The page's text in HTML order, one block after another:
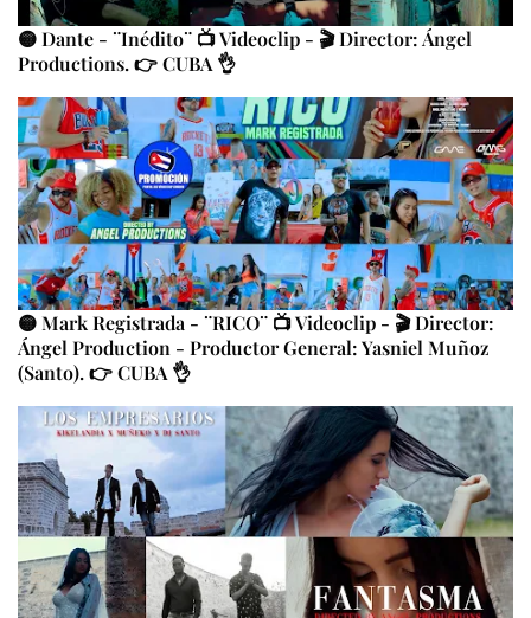
🟡 Dante - ¨Inédito¨ 📺 Videoclip - 🎬 Director: Ángel
Productions. 👉 CUBA 👌
🟡 Mark Registrada - ¨RICO¨ 📺 Videoclip - 🎬 Director:
Ángel Production - Productor General: Yasniel Muñoz
(Santo). 👉 CUBA 👌